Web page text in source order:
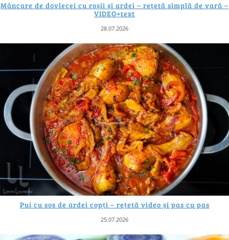
Mâncare de dovlecei cu roșii și ardei – rețetă simplă de vară –
VIDEO+text
28.07.2026
Pui cu sos de ardei copți – rețetă video și pas cu pas
25.07.2026